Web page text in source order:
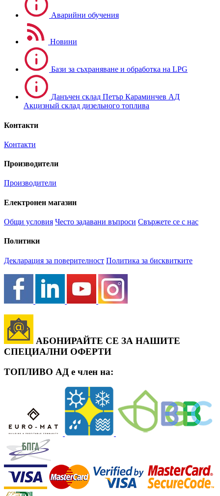
Аварийни обучения
Новини
Бази за съхраняване и обработка на LPG
Данъчен склад Петър Караминчев АД
Акцизный склад дизельного топлива
Контакти
Контакти
Производители
Производители
Електронен магазин
Общи условия Често задавани въпроси Свържете се с нас
Политики
Декларация за поверителност Политика за бисквитките
АБОНИРАЙТЕ СЕ ЗА НАШИТЕ
СПЕЦИАЛНИ ОФЕРТИ
ТОПЛИВО АД е член на: